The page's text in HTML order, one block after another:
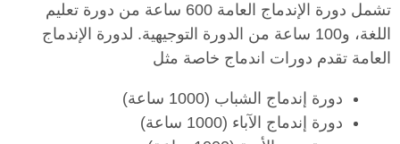
تشمل دورة الإندماج العامة 600 ساعة من دورة تعليم
اللغة، و100 ساعة من الدورة التوجيهية. لدورة الإندماج
العامة تقدم دورات اندماج خاصة مثل
دورة إندماج الشباب (1000 ساعة)
دورة إندماج الآباء (1000 ساعة)